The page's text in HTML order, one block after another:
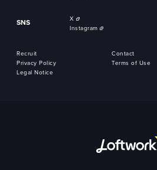
SNS X
Instagram
Recruit
Contact
Privacy Policy
Terms of Use
Legal Notice